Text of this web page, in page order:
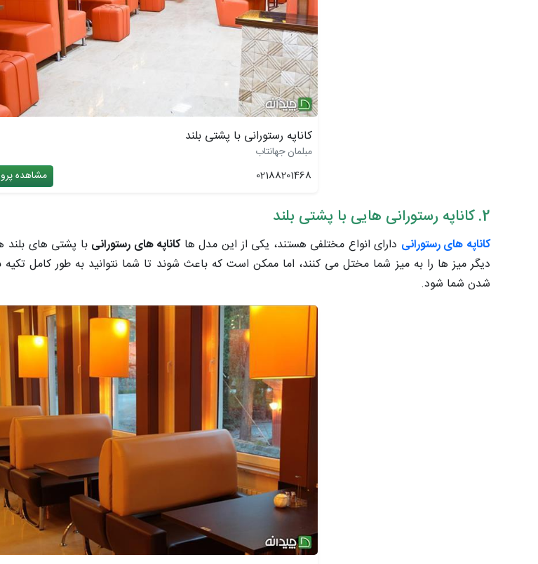
کاناپه رستورانی با پشتی بلند
مبلمان جهانتاب
02188201468
مشاهده
2. کاناپه رستورانی هایی با پشتی بلند
کاناپه های رستورانی دارای انواع مختلفی هستند، یکی از این مدل هاکاناپه های رستورانی با پشتی های بلند
دیگر میز ها را به میز شما مختل می کنند، اما ممکن است که باعث شوند تا شما نتوانید به طور کامل
شدن شما شود.